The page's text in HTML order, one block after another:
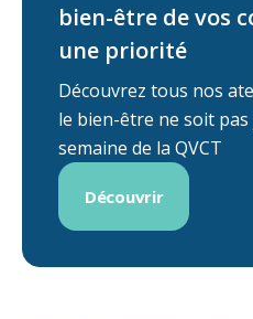
bien-être de vos
une priorité
Découvrez tous nos
le bien-être ne soit
semaine de la QVCT
Découvrir